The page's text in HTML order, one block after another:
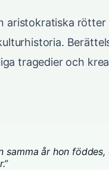
aristokratiska
tragedier och
samma år hon